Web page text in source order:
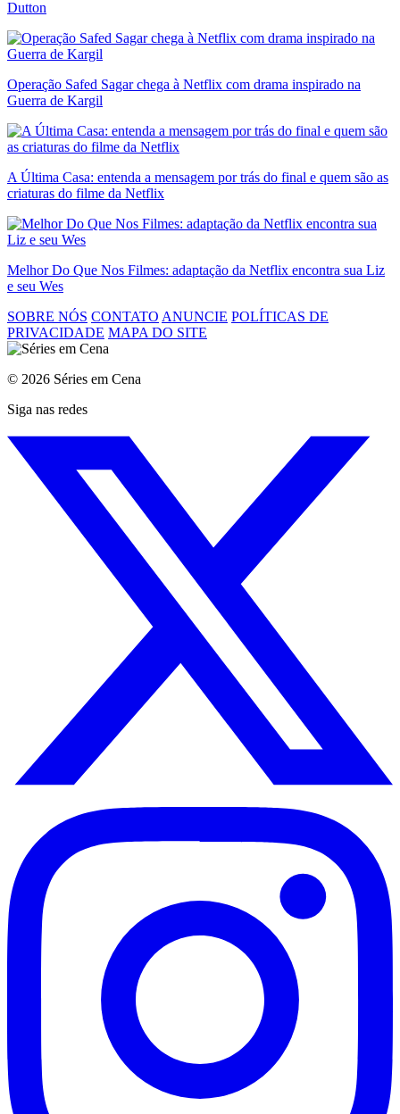
Dutton
Operação Safed Sagar chega à Netflix com drama inspirado na
Guerra de Kargil
A Última Casa: entenda a mensagem por trás do final e quem são as
criaturas do filme da Netflix
Melhor Do Que Nos Filmes: adaptação da Netflix encontra sua Liz
e seu Wes
SOBRE NÓS CONTATO ANUNCIE POLÍTICAS DE
PRIVACIDADE MAPA DO SITE
© 2026 Séries em Cena
Siga nas redes